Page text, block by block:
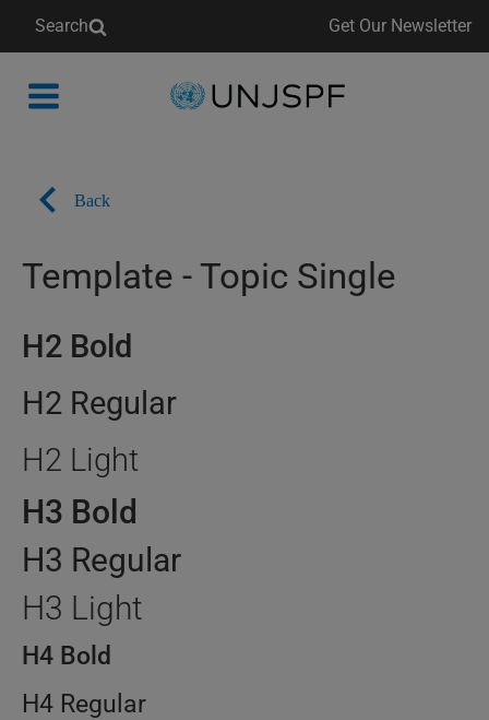
Search Get Our Newsletter
Back
Back
Template - Topic Single
H2 Bold
H2 Regular
H2 Light
H3 Bold
H3 Regular
H3 Light
H4 Bold
H4 Regular